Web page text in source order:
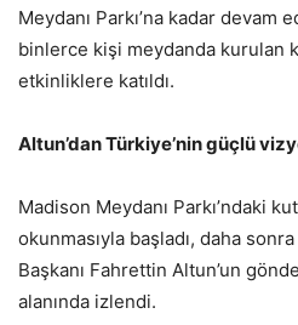
Meydanı Parkı’na kadar devam
binlerce kişi meydanda kurulan
etkinliklere katıldı.
Altun’dan Türkiye’nin güçlü
Madison Meydanı Parkı’ndaki
okunmasıyla başladı, daha
Başkanı Fahrettin Altun’un
alanında izlendi.